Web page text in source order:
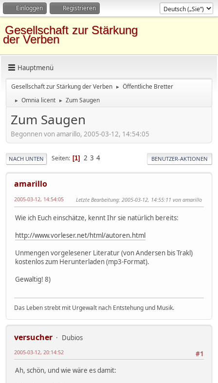
Einloggen Registrieren
Gesellschaft zur Stärkung
der Verben
Hauptmenü
Gesellschaft zur Stärkung der Verben ► Öffentliche Bretter
► Omnia licent ► Zum Saugen
Zum Saugen
Begonnen von amarillo, 2005-03-12, 14:54:05
NACH UNTEN Seiten 1 2 3 4 BENUTZER-AKTIONEN
amarillo
2005-03-12, 14:54:05 Letzte Bearbeitung: 2005-03-12, 14:55:11 von amarillo
Wie ich Euch einschätze, kennt Ihr sie natürlich bereits:
http://www.vorleser.net/html/autoren.html
Unmengen vorgelesener Literatur (von Andersen bis Trakl)
kostenlos zum Herunterladen (mp3-Format).
Gewaltig! 8)
Das Leben strebt mit Urgewalt nach Entstehung und Musik.
versucher
Dubios
#1
2005-03-12, 20:14:52
Ah, schön, und wie wäre es damit: